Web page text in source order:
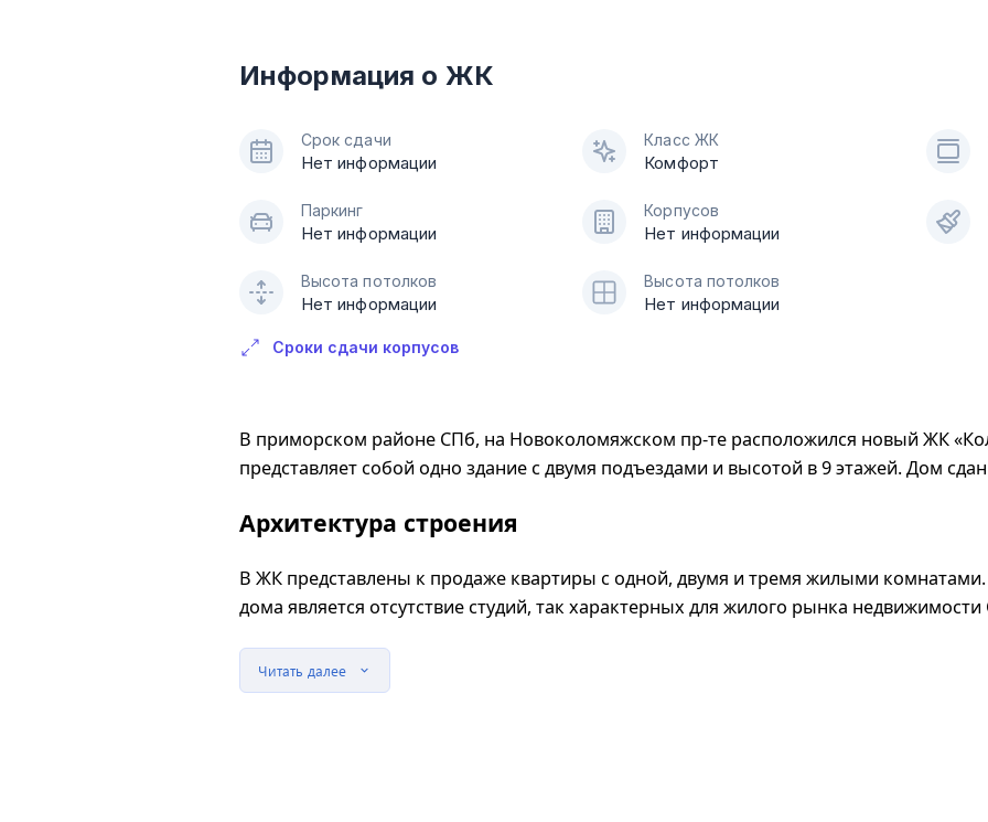
Информация о ЖК
Срок сдачи
Нет информации
Класс ЖК
Комфорт
Паркинг
Нет информации
Корпусов
Нет информации
Высота потолков
Нет информации
Высота потолков
Нет информации
Сроки сдачи корпусов
В приморском районе СПб, на Новоколомяжском пр-те расположился новый ЖК
представляет собой одно здание с двумя подъездами и высотой в 9 этажей. Дом
Архитектура строения
В ЖК представлены к продаже квартиры с одной, двумя и тремя жилыми
дома является отсутствие студий, так характерных для жилого рынка
Читать далее